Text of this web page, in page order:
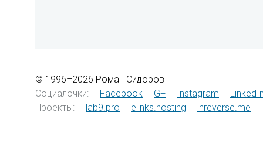
© 1996–2026 Роман Сидоров
Социалочки:
Facebook G+ Instagram
Проекты:
lab9.pro elinks.hosting inreverse.me